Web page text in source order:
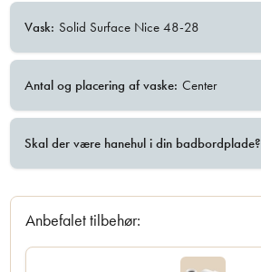
Vask: Solid Surface Nice 48-28
Antal og placering af vaske: Center
Skal der være hanehul i din badbordplade?
Anbefalet tilbehør: